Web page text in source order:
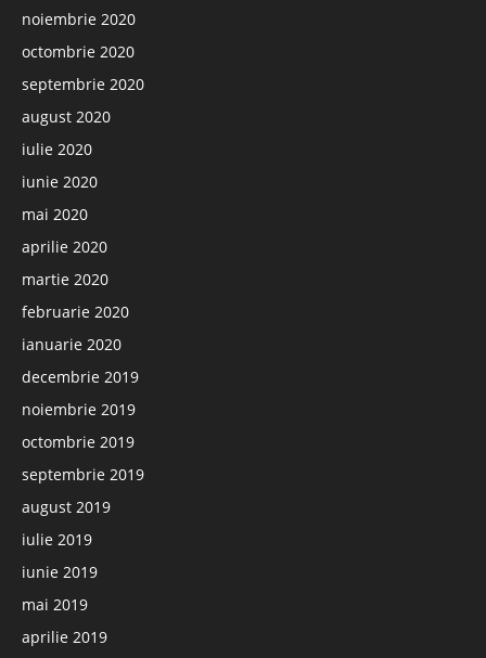
noiembrie 2020
octombrie 2020
septembrie 2020
august 2020
iulie 2020
iunie 2020
mai 2020
aprilie 2020
martie 2020
februarie 2020
ianuarie 2020
decembrie 2019
noiembrie 2019
octombrie 2019
septembrie 2019
august 2019
iulie 2019
iunie 2019
mai 2019
aprilie 2019